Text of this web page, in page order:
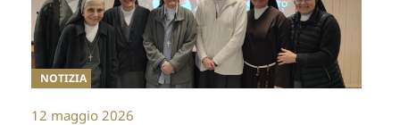
NOTIZIA
12 maggio 2026